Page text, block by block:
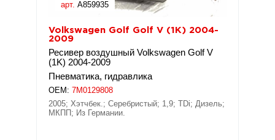
арт. A859935
Volkswagen Golf Golf V (1K) 2004-
2009
Ресивер воздушный Volkswagen Golf V
(1K) 2004-2009
Пневматика, гидравлика
OEM: 7M0129808
2005; Хэтчбек.; Серебристый; 1,9; TDi; Дизель;
МКПП; Из Германии.